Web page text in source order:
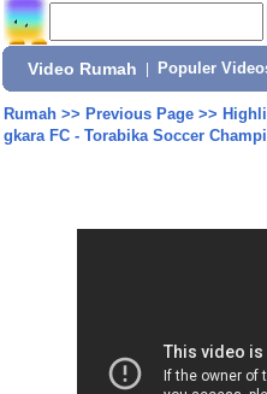
Video Rumah Populer
Rumah>> Previous Page>>
gkara FC - Torabika Soccer